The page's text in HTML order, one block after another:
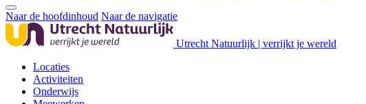
Naar de hoofdinhoud Naar de navigatie
Utrecht Natuurlijk | verrijkt je wereld
Locaties
Activiteiten
Onderwijs